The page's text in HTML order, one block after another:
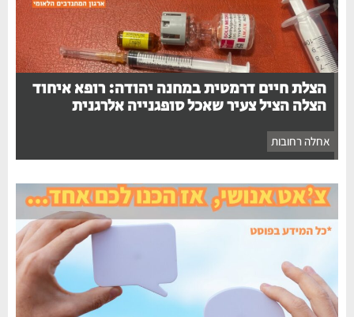
הצלת חיים דרמטית במחנה יהודה: רופא איחוד
הצלה הציל צעיר שאכל סופגנייה אלרגנית
אחלה רחובות